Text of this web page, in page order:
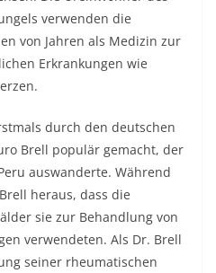
verwenden die
von Jahren als Medizin zur
Erkrankungen wie
durch den deutschen
Brell populär gemacht, der
auswanderte. Während
heraus, dass die
sie zur Behandlung von
verwendeten. Als Dr. Brell
seiner rheumatischen